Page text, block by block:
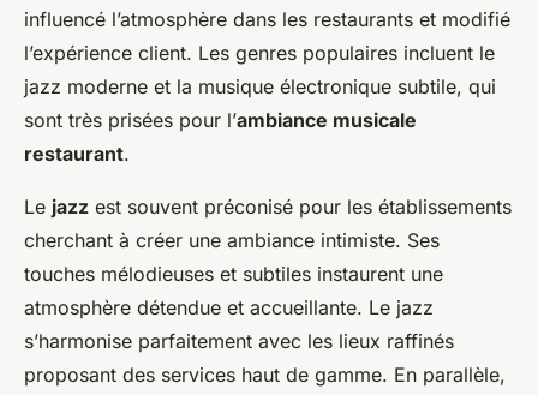
influencé l’atmosphère dans les restaurants et modifié
l’expérience client. Les genres populaires incluent le
jazz moderne et la musique électronique subtile, qui
sont très prisées pour l’ambiance musicale
restaurant.
Le jazz est souvent préconisé pour les établissements
cherchant à créer une ambiance intimiste. Ses
touches mélodieuses et subtiles instaurent une
atmosphère détendue et accueillante. Le jazz
s’harmonise parfaitement avec les lieux raffinés
proposant des services haut de gamme. En parallèle,